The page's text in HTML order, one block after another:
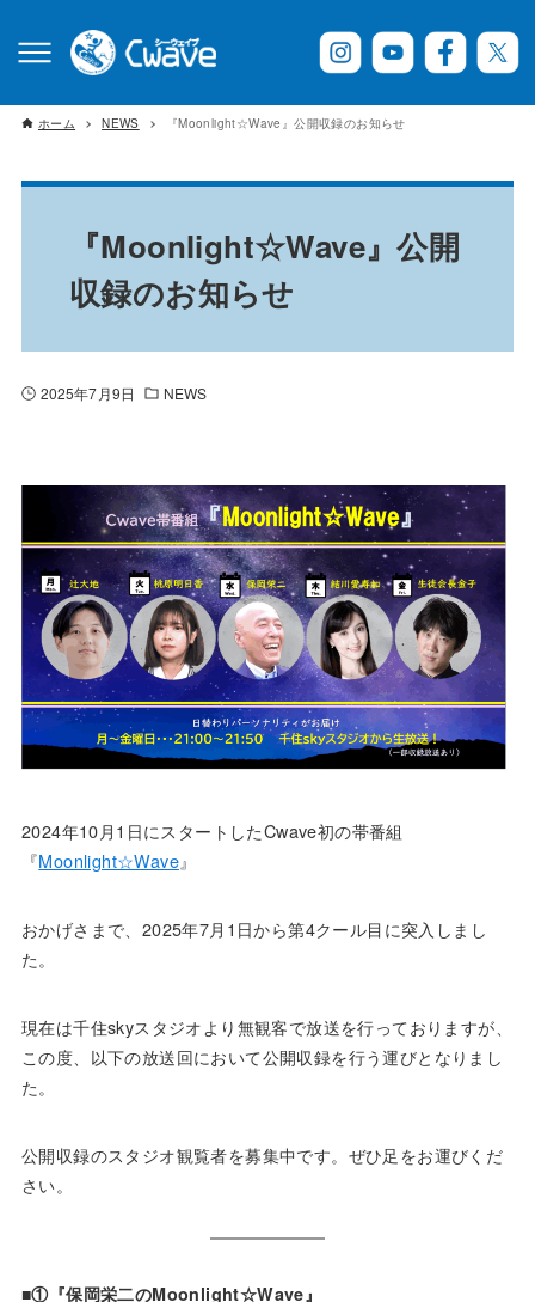
ホーム NEWS 『Moonlight☆Wave』公開収録のお知らせ
『Moonlight☆Wave』公開
収録のお知らせ
2025年7月9日 NEWS
2024年10月1日にスタートしたCwave初の帯番組
『Moonlight☆Wave』
おかげさまで、2025年7月1日から第4クール目に突入しまし
た。
現在は千住skyスタジオより無観客で放送を行っておりますが、
この度、以下の放送回において公開収録を行う運びとなりまし
た。
公開収録のスタジオ観覧者を募集中です。ぜひ足をお運びくだ
さい。
■①『保岡栄二のMoonlight☆Wave』